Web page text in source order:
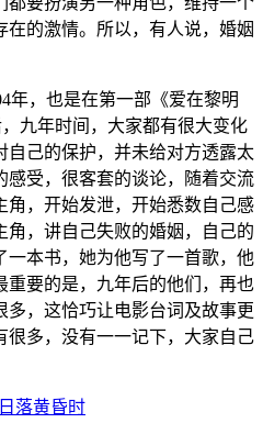
的激情。所以，有人说，婚姻
年，也是在第一部《爱在黎明
，九年时间，大家都有很大变化
自己的保护，并未给对方透露太
感受，很客套的谈论，随着交流
角，开始发泄，开始悉数自己感
，讲自己失败的婚姻，自己的
一本书，她为他写了一首歌，他
重要的是，九年后的他们，再也
，这恰巧让电影台词及故事更
很多，没有一一记下，大家自己
落黄昏时